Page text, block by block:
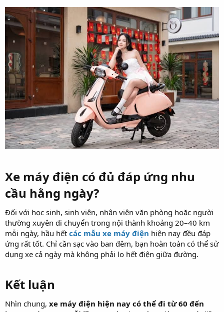
Xe máy điện có đủ đáp ứng nhu
cầu hằng ngày?
Đối với học sinh, sinh viên, nhân viên văn phòng hoặc người
thường xuyên di chuyển trong nội thành khoảng 20–40 km
mỗi ngày, hầu hết các mẫu xe máy điện hiện nay đều đáp
ứng rất tốt. Chỉ cần sạc vào ban đêm, bạn hoàn toàn có thể sử
dụng xe cả ngày mà không phải lo hết điện giữa đường.
Kết luận
Nhìn chung, xe máy điện hiện nay có thể đi từ 60 đến